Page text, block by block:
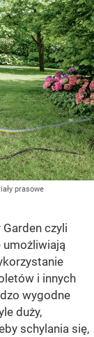
prasowe
czyli
umożliwiają
i innych
wygodne
duży,
schylania się,